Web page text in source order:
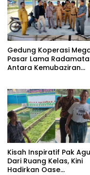
Gedung Koperasi
Pasar Lama
Antara Kemubaziran
Kisah Inspiratif Pak
Dari Ruang Kelas, Kini
Hadirkan Oase